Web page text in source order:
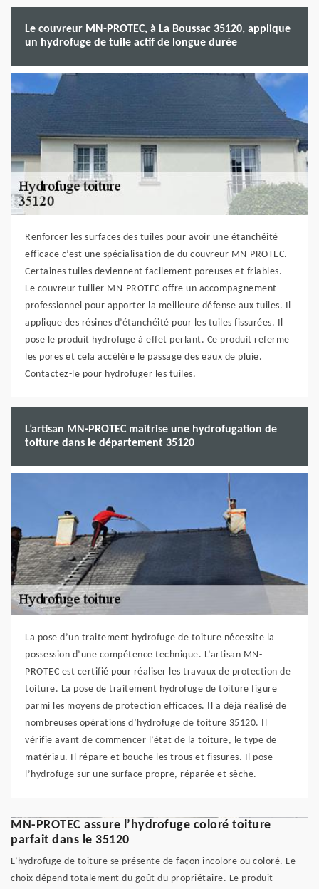
Le couvreur MN-PROTEC, à La Boussac 35120, applique
un hydrofuge de tuile actif de longue durée
Renforcer les surfaces des tuiles pour avoir une étanchéité
efficace c’est une spécialisation de du couvreur MN-PROTEC.
Certaines tuiles deviennent facilement poreuses et friables.
Le couvreur tuilier MN-PROTEC offre un accompagnement
professionnel pour apporter la meilleure défense aux tuiles. Il
applique des résines d’étanchéité pour les tuiles fissurées. Il
pose le produit hydrofuge à effet perlant. Ce produit referme
les pores et cela accélère le passage des eaux de pluie.
Contactez-le pour hydrofuger les tuiles.
L’artisan MN-PROTEC maitrise une hydrofugation de
toiture dans le département 35120
La pose d’un traitement hydrofuge de toiture nécessite la
possession d’une compétence technique. L’artisan MN-
PROTEC est certifié pour réaliser les travaux de protection de
toiture. La pose de traitement hydrofuge de toiture figure
parmi les moyens de protection efficaces. Il a déjà réalisé de
nombreuses opérations d’hydrofuge de toiture 35120. Il
vérifie avant de commencer l’état de la toiture, le type de
matériau. Il répare et bouche les trous et fissures. Il pose
l’hydrofuge sur une surface propre, réparée et sèche.
MN-PROTEC assure l’hydrofuge coloré toiture
parfait dans le 35120
L’hydrofuge de toiture se présente de façon incolore ou coloré. Le
choix dépend totalement du goût du propriétaire. Le produit